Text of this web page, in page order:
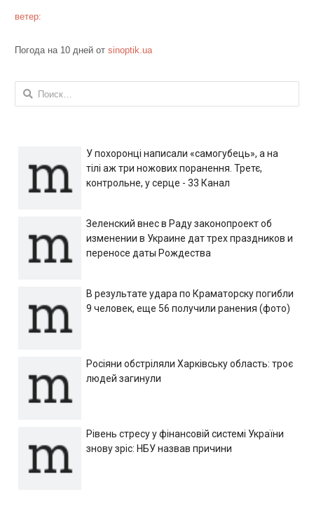
ветер:
Погода на 10 дней от sinoptik.ua
Найти:
У похоронці написали «самогубець», а на
тілі аж три ножових поранення. Третє,
контрольне, у серце - 33 Канал
Зеленский внес в Раду законопроект об
изменении в Украине дат трех праздников и
переносе даты Рождества
В результате удара по Краматорску погибли
9 человек, еще 56 получили ранения (фото)
Росіяни обстріляли Харківську область: троє
людей загинули
Рівень стресу у фінансовій системі України
знову зріс: НБУ назвав причини